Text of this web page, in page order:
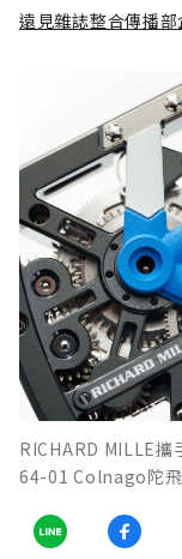
遠見雜誌整合傳播部
RICHARD MILLE
64-01 Colnago陀飛